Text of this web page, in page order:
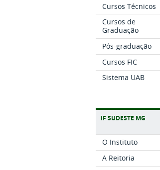
Cursos Técnicos
Cursos de
Graduação
Pós-graduação
Cursos FIC
Sistema UAB
IF SUDESTE MG
O Instituto
A Reitoria